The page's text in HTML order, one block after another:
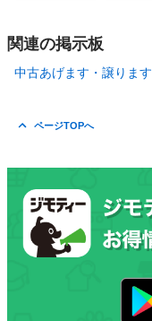
関連の掲示板
中古あげます・譲ります
ページTOPへ